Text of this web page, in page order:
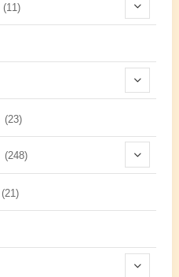
(11)
(23)
(248)
(21)